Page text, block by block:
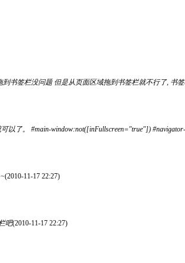
到书签栏没问题 但是从页面区域拖到书签栏就不行了, 书
以了。 #main-window:not([inFullscreen="true"])
(2010-11-17 22:27)
吧(2010-11-17 22:27)